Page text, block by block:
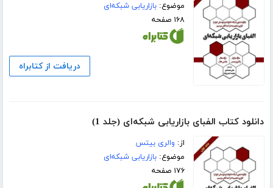
موضوع:بازاریابی شبکه‌ای
۱۶۸ صفحه
دریافت از کتابراه
دانلود کتاب الفبای بازاریابی شبکه‌ای (جلد 1)
از: والری بیتس
موضوع:بازاریابی شبکه‌ای
۱۷۶ صفحه